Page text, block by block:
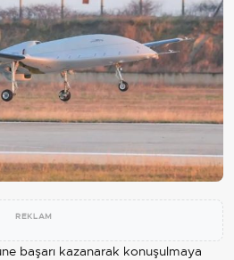
REKLAM
başarı kazanarak konuşulmaya